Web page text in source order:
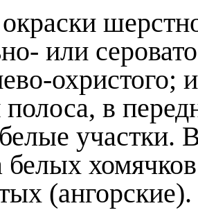
или
охристого;
полоса, в
участки.
белых
(ангорские).